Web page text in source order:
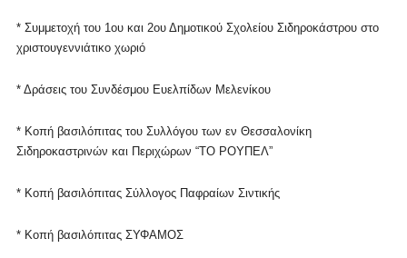
* Συμμετοχή του 1ου και 2ου Δημοτικού Σχολείου Σιδηροκάστρου στο
χριστουγεννιάτικο χωριό
* Δράσεις του Συνδέσμου Ευελπίδων Μελενίκου
* Κοπή βασιλόπιτας του Συλλόγου των εν Θεσσαλονίκη
Σιδηροκαστρινών και Περιχώρων “ΤΟ ΡΟΥΠΕΛ”
* Κοπή βασιλόπιτας Σύλλογος Παφραίων Σιντικής
* Κοπή βασιλόπιτας ΣΥΦΑΜΟΣ